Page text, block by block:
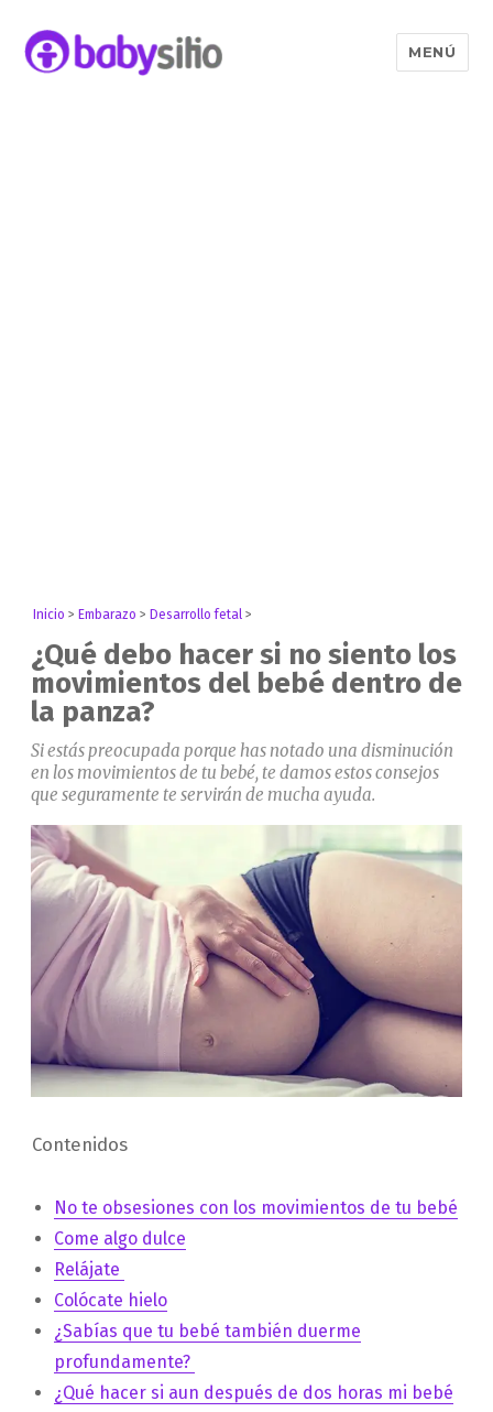
MENÚ
Inicio > Embarazo > Desarrollo fetal >
¿Qué debo hacer si no siento los
movimientos del bebé dentro de
la panza?
Si estás preocupada porque has notado una disminución
en los movimientos de tu bebé, te damos estos consejos
que seguramente te servirán de mucha ayuda.
Contenidos
No te obsesiones con los movimientos de tu bebé
Come algo dulce
Relájate
Colócate hielo
¿Sabías que tu bebé también duerme
profundamente?
¿Qué hacer si aun después de dos horas mi bebé